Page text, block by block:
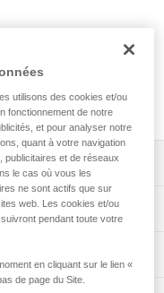
les pitons.
QUARK, NOMIC et
utilisons des cookies et/ou
fonctionnement de notre
et pour analyser notre
quant à votre navigation
publicitaires et de réseaux
le cas où vous les
ne sont actifs que sur
web. Les cookies et/ou
pendant toute votre
en cliquant sur le lien «
de page du Site.